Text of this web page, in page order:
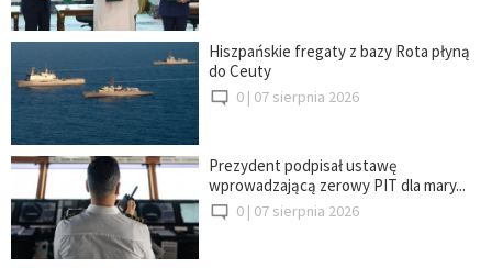
Hiszpańskie fregaty z bazy Rota płyną
do Ceuty
0 | 07 sierpnia 2026
Prezydent podpisał ustawę
wprowadzającą zerowy PIT dla mary...
0 | 07 sierpnia 2026